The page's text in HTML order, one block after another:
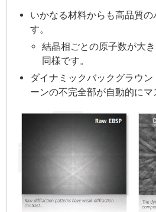
いかなる材料からも高品質の
す。
結晶相ごとの原子数が大
同様です。
ダイナミックバックグラウン
ーンの不完全部が自動的にマ